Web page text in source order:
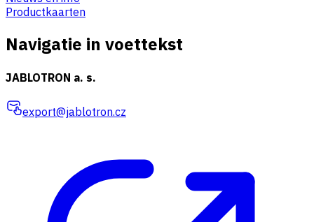
Productkaarten
Navigatie in voettekst
JABLOTRON a. s.
export@jablotron.cz